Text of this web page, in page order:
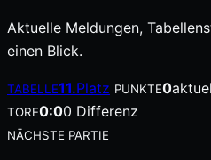
Aktuelle Meldungen,
einen Blick.
TABELLE11.Platz PUNKTE0
TORE0:00 Differenz
NÄCHSTE PARTIE